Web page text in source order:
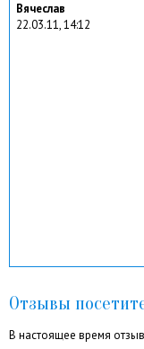
Вячеслав
22.03.11, 14:12
Отзывы
В настоящее время